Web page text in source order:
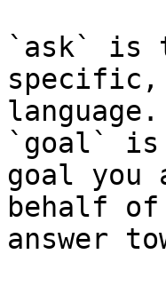
`ask` is
specific,
language.
`goal` is
goal you
behalf
answer